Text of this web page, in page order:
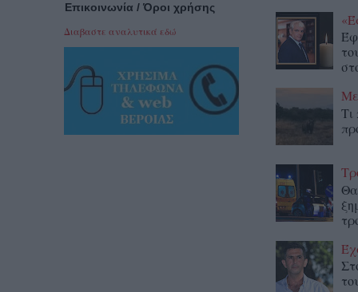
Τι
Επικοινωνία / Όροι χρήσης
Διαβαστε αναλυτικά εδώ